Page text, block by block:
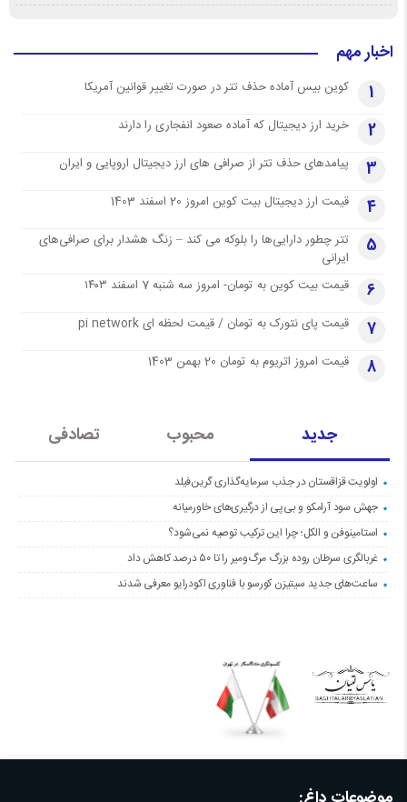
اخبار مهم
1 کوین بیس آماده حذف تتر در صورت تغییر قوانین آمریکا
2 خرید ارز دیجیتال که آماده صعود انفجاری را دارند
3 پیامدهای حذف تتر از صرافی های ارز دیجیتال اروپایی و ایران
4 قیمت ارز دیجیتال بیت کوین امروز 20 اسفند 1403
5
تتر چطور دارایی‌ها را بلوکه می کند – زنگ هشدار برای صرافی‌های
ایرانی
6 قیمت بیت کوین به تومان- امروز سه شنبه 7 اسفند ۱۴۰۳
7 قیمت پای نتورک به تومان / قیمت لحظه ای pi network
8 قیمت امروز اتریوم به تومان 20 بهمن 1403
جدید محبوب تصادفی
اولویت قزاقستان در جذب سرمایه‌گذاری گرین‌فیلد
جهش سود آرامکو و بی‌پی از درگیری‌های خاورمیانه
استامینوفن و الکل؛ چرا این ترکیب توصیه نمی‌شود؟
غربالگری سرطان روده بزرگ مرگ‌ومیر را تا ۵۰ درصد کاهش داد
ساعت‌های جدید سیتیزن کورسو با فناوری اکودرایو معرفی شدند